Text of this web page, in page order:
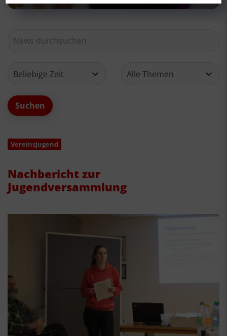
Vereinsjugend
Nachbericht zur
Jugendversammlung